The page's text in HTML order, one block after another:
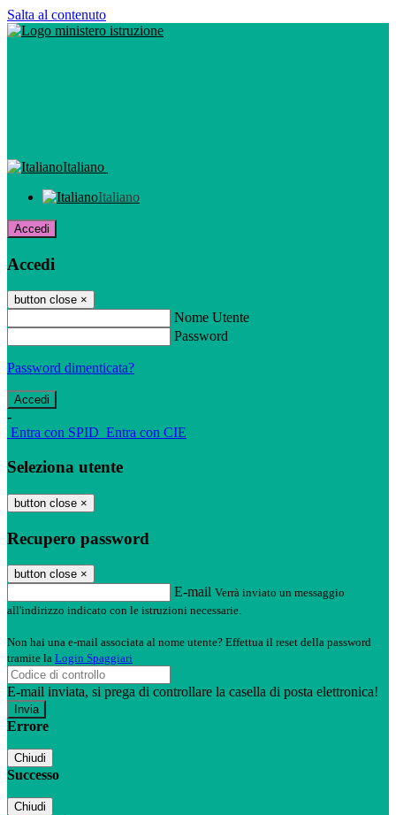
Salta al contenuto
Italiano
Italiano
Accedi
Accedi
button close ×
Nome Utente
Password
Password dimenticata?
-
Entra con SPID Entra con CIE
Seleziona utente
button close ×
Recupero password
button close ×
E-mail Verrà inviato un messaggio
all'indirizzo indicato con le istruzioni necessarie.
Non hai una e-mail associata al nome utente? Effettua il reset della password
tramite la Login Spaggiari
E-mail inviata, si prega di controllare la casella di posta elettronica!
Errore
Chiudi
Successo
Chiudi